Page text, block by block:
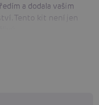
a dodala vašim
Tento kit není jen
univerzálním
snadno použitelný, což